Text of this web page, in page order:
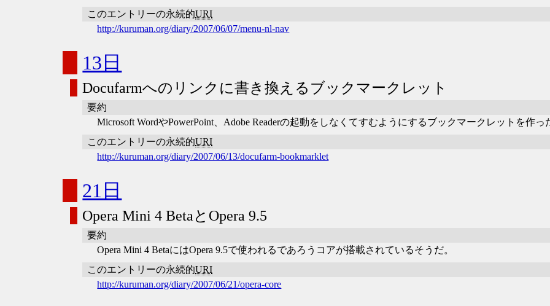
このエントリーの永続的URI
http://kuruman.org/diary/2007/06/07/menu-nl-nav
13日
Docufarmへのリンクに書き換えるブックマークレット
要約
Microsoft WordやPowerPoint、Adobe Readerの起動をしなくてすむようにするブックマークレットを作っ
このエントリーの永続的URI
http://kuruman.org/diary/2007/06/13/docufarm-bookmarklet
21日
Opera Mini 4 BetaとOpera 9.5
要約
Opera Mini 4 BetaにはOpera 9.5で使われるであろうコアが搭載されているそうだ。
このエントリーの永続的URI
http://kuruman.org/diary/2007/06/21/opera-core